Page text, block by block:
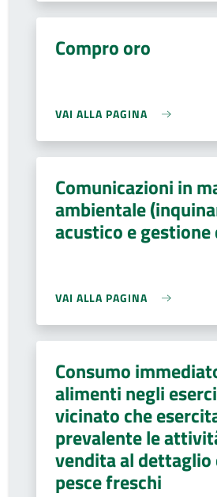
Compro oro
VAI ALLA PAGINA
Comunicazioni in
ambientale
acustico e
VAI ALLA PAGINA
Consumo
alimenti negli
vicinato che
prevalente le
vendita al dettaglio
pesce freschi